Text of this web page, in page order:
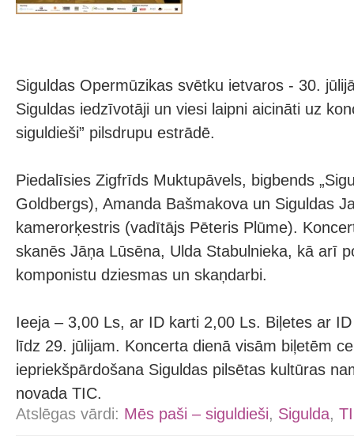
Siguldas Opermūzikas svētku ietvaros - 30.
Siguldas iedzīvotāji un viesi laipni aicināti uz
siguldieši” pilsdrupu estrādē.
Piedalīsies Zigfrīds Muktupāvels, bigbends
Goldbergs), Amanda Bašmakova un Siguldas
kamerorķestris (vadītājs Pēteris Plūme).
skanēs Jāņa Lūsēna, Ulda Stabulnieka, kā arī
komponistu dziesmas un skaņdarbi.
Ieeja – 3,00 Ls, ar ID karti 2,00 Ls. Biļetes ar
līdz 29. jūlijam. Koncerta dienā visām biļetēm
iepriekšpārdošana Siguldas pilsētas kultūras
novada TIC.
Atslēgas vārdi: Mēs paši – siguldieši, Sigulda,